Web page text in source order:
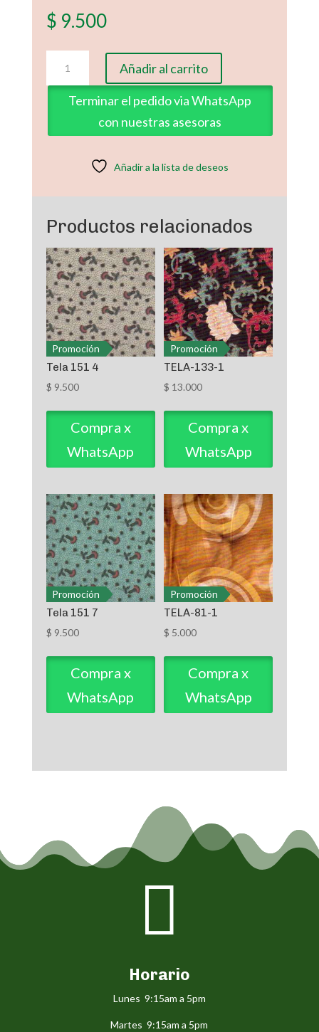
$ 9.500
504-
4
cantidad
Añadir al carrito
Terminar el pedido via WhatsApp
con nuestras asesoras
Añadir a la lista de deseos
Productos relacionados
Promoción
Tela 151 4
$ 9.500
Compra x
WhatsApp
Promoción
TELA-133-1
$ 13.000
Compra x
WhatsApp
Promoción
Tela 151 7
$ 9.500
Compra x
WhatsApp
Promoción
TELA-81-1
$ 5.000
Compra x
WhatsApp

Horario
Lunes 9:15am a 5pm
Martes 9:15am a 5pm